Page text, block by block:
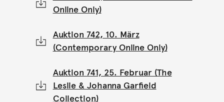
Online Only)
Auktion 742, 10. März
(Contemporary Online Only)
Auktion 741, 25. Februar (The
Leslie & Johanna Garfield
Collection)